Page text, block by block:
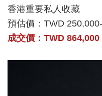
香港重要私人收藏
預估價：TWD
成交價：TWD 864,000